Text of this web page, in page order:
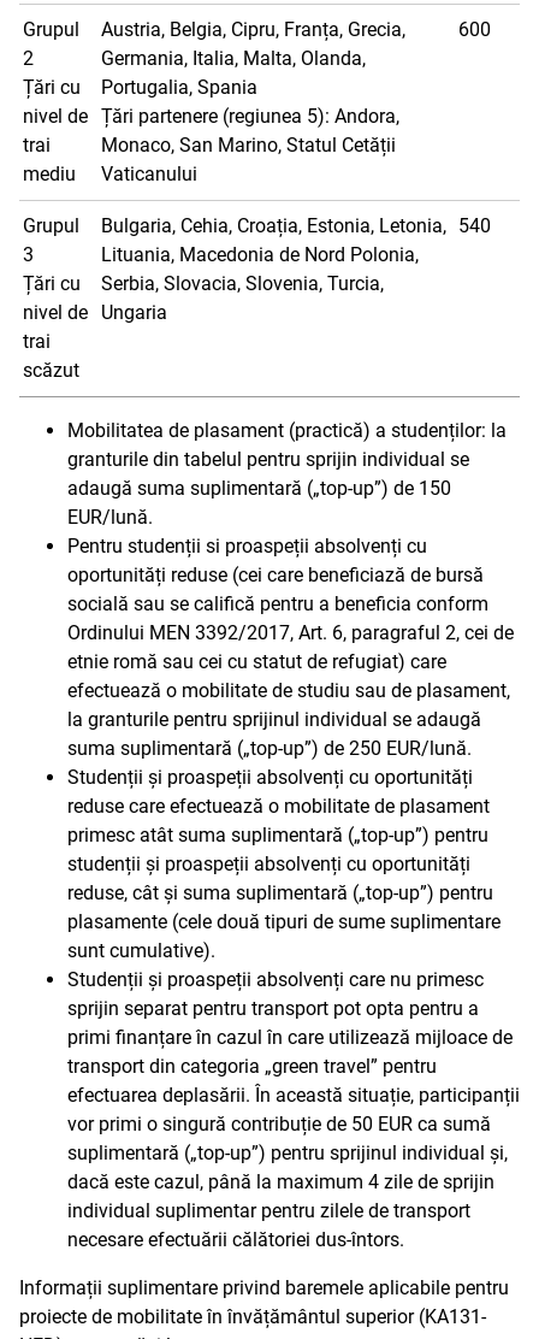
Grupul
2
Țări cu
nivel de
trai
mediu
Austria, Belgia, Cipru, Franța, Grecia,
Germania, Italia, Malta, Olanda,
Portugalia, Spania
Țări partenere (regiunea 5): Andora,
Monaco, San Marino, Statul Cetății
Vaticanului
600
Grupul
3
Țări cu
nivel de
trai
scăzut
Bulgaria, Cehia, Croația, Estonia, Letonia,
Lituania, Macedonia de Nord Polonia,
Serbia, Slovacia, Slovenia, Turcia,
Ungaria
540
Mobilitatea de plasament (practică) a studenților: la
granturile din tabelul pentru sprijin individual se
adaugă suma suplimentară („top-up”) de 150
EUR/lună.
Pentru studenții si proaspeții absolvenți cu
oportunități reduse (cei care beneficiază de bursă
socială sau se califică pentru a beneficia conform
Ordinului MEN 3392/2017, Art. 6, paragraful 2, cei de
etnie romă sau cei cu statut de refugiat) care
efectuează o mobilitate de studiu sau de plasament,
la granturile pentru sprijinul individual se adaugă
suma suplimentară („top-up”) de 250 EUR/lună.
Studenții și proaspeții absolvenți cu oportunități
reduse care efectuează o mobilitate de plasament
primesc atât suma suplimentară („top-up”) pentru
studenții și proaspeții absolvenți cu oportunități
reduse, cât și suma suplimentară („top-up”) pentru
plasamente (cele două tipuri de sume suplimentare
sunt cumulative).
Studenții și proaspeții absolvenți care nu primesc
sprijin separat pentru transport pot opta pentru a
primi finanțare în cazul în care utilizează mijloace de
transport din categoria „green travel” pentru
efectuarea deplasării. În această situație, participanții
vor primi o singură contribuție de 50 EUR ca sumă
suplimentară („top-up”) pentru sprijinul individual și,
dacă este cazul, până la maximum 4 zile de sprijin
individual suplimentar pentru zilele de transport
necesare efectuării călătoriei dus-întors.
Informații suplimentare privind baremele aplicabile pentru
proiecte de mobilitate în învățământul superior (KA131-